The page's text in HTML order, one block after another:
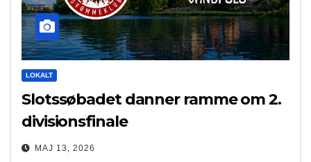
LOKALT
Slotssøbadet danner ramme om 2.
divisionsfinale
MAJ 13, 2026